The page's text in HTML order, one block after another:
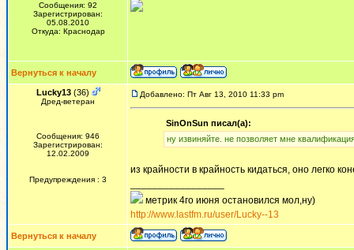
Сообщения: 92
Зарегистрирован:
05.08.2010
Откуда: Краснодар
Вернуться к началу
Lucky13(36)
Дред-ветеран
Сообщения: 946
Зарегистрирован:
12.02.2009
Предупреждения : 3
Добавлено: Пт Авг 13, 2010 11:33 pm
SinOnSun писал(а):
ну извиняйте. не позволяет мне
из крайности в крайность кидаться, оно легко
метрик 4го июня остановился мол,ну)
http://www.lastfm.ru/user/Lucky--13
Вернуться к началу